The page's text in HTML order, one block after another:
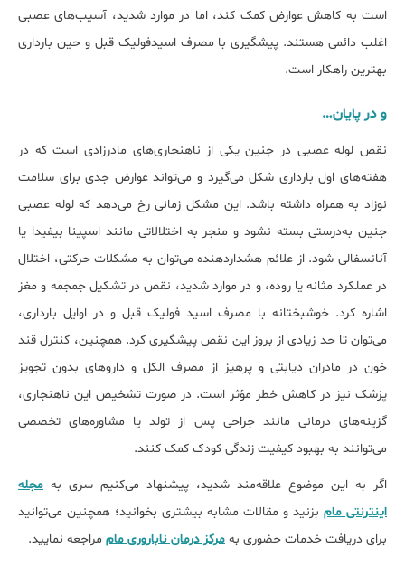
است به کاهش عوارض کمک کند، اما در موارد شدید، آسیب‌های عصبی
اغلب دائمی هستند. پیشگیری با مصرف اسیدفولیک قبل و حین بارداری
بهترین راهکار است.
و در پایان…
نقص لوله عصبی در جنین یکی از ناهنجاری‌های مادرزادی است که در
هفته‌های اول بارداری شکل می‌گیرد و می‌تواند عوارض جدی برای سلامت
نوزاد به همراه داشته باشد. این مشکل زمانی رخ می‌دهد که لوله عصبی
جنین به‌درستی بسته نشود و منجر به اختلالاتی مانند اسپینا بیفیدا یا
آنانسفالی شود. از علائم هشداردهنده می‌توان به مشکلات حرکتی، اختلال
در عملکرد مثانه یا روده، و در موارد شدید، نقص در تشکیل جمجمه و مغز
اشاره کرد. خوشبختانه با مصرف اسید فولیک قبل و در اوایل بارداری،
می‌توان تا حد زیادی از بروز این نقص پیشگیری کرد. همچنین، کنترل قند
خون در مادران دیابتی و پرهیز از مصرف الکل و داروهای بدون تجویز
پزشک نیز در کاهش خطر مؤثر است. در صورت تشخیص این ناهنجاری،
گزینه‌های درمانی مانند جراحی پس از تولد یا مشاوره‌های تخصصی
می‌توانند به بهبود کیفیت زندگی کودک کمک کنند.
اگر به این موضوع علاقه‌مند شدید، پیشنهاد می‌کنیم سری به مجله
اینترنتی مام بزنید و مقالات مشابه بیشتری بخوانید؛ همچنین می‌توانید
برای دریافت خدمات حضوری به مرکز درمان ناباروری مام مراجعه نمایید.